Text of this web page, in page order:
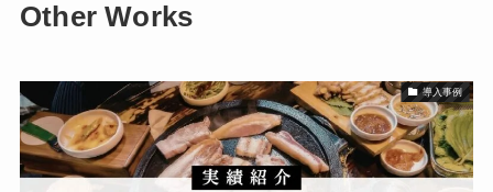
Other Works
導入事例